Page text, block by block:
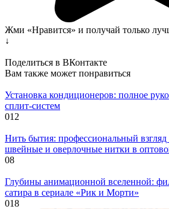
Жми «Нравится» и получай только
↓
Поделиться в ВКонтакте
Вам также может понравиться
Установка кондиционеров: полное
сплит-систем
012
Нить бытия: профессиональный
швейные и оверлочные нитки в
08
Глубины анимационной вселенной:
сатира в сериале «Рик и Морти»
018